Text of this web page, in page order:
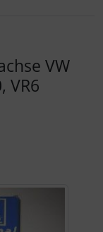
VW
VR6
können Sie die